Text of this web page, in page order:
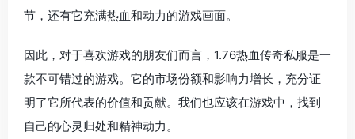
节，还有它充满热血和动力的游戏画面。
因此，对于喜欢游戏的朋友们而言，1.76热血传奇私服是一
款不可错过的游戏。它的市场份额和影响力增长，充分证
明了它所代表的价值和贡献。我们也应该在游戏中，找到
自己的心灵归处和精神动力。